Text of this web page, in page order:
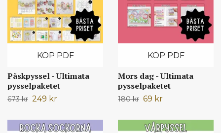
KÖP PDF
Påskpyssel - Ultimata
pysselpaketet
673 kr 249 kr
KÖP PDF
Mors dag - Ultimata
pysselpaketet
180 kr 69 kr